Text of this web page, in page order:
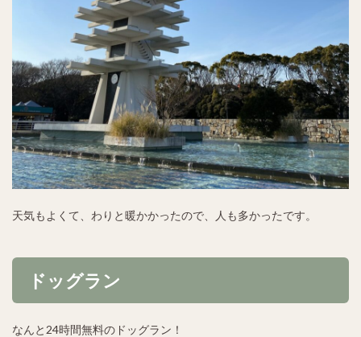
天気もよくて、わりと暖かかったので、人も多かったです。
ドッグラン
なんと24時間無料のドッグラン！